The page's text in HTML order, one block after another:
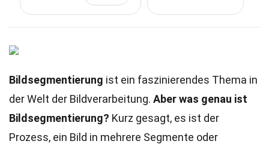
Bildsegmentierung ist ein faszinierendes Thema in
der Welt der Bildverarbeitung. Aber was genau ist
Bildsegmentierung? Kurz gesagt, es ist der
Prozess, ein Bild in mehrere Segmente oder